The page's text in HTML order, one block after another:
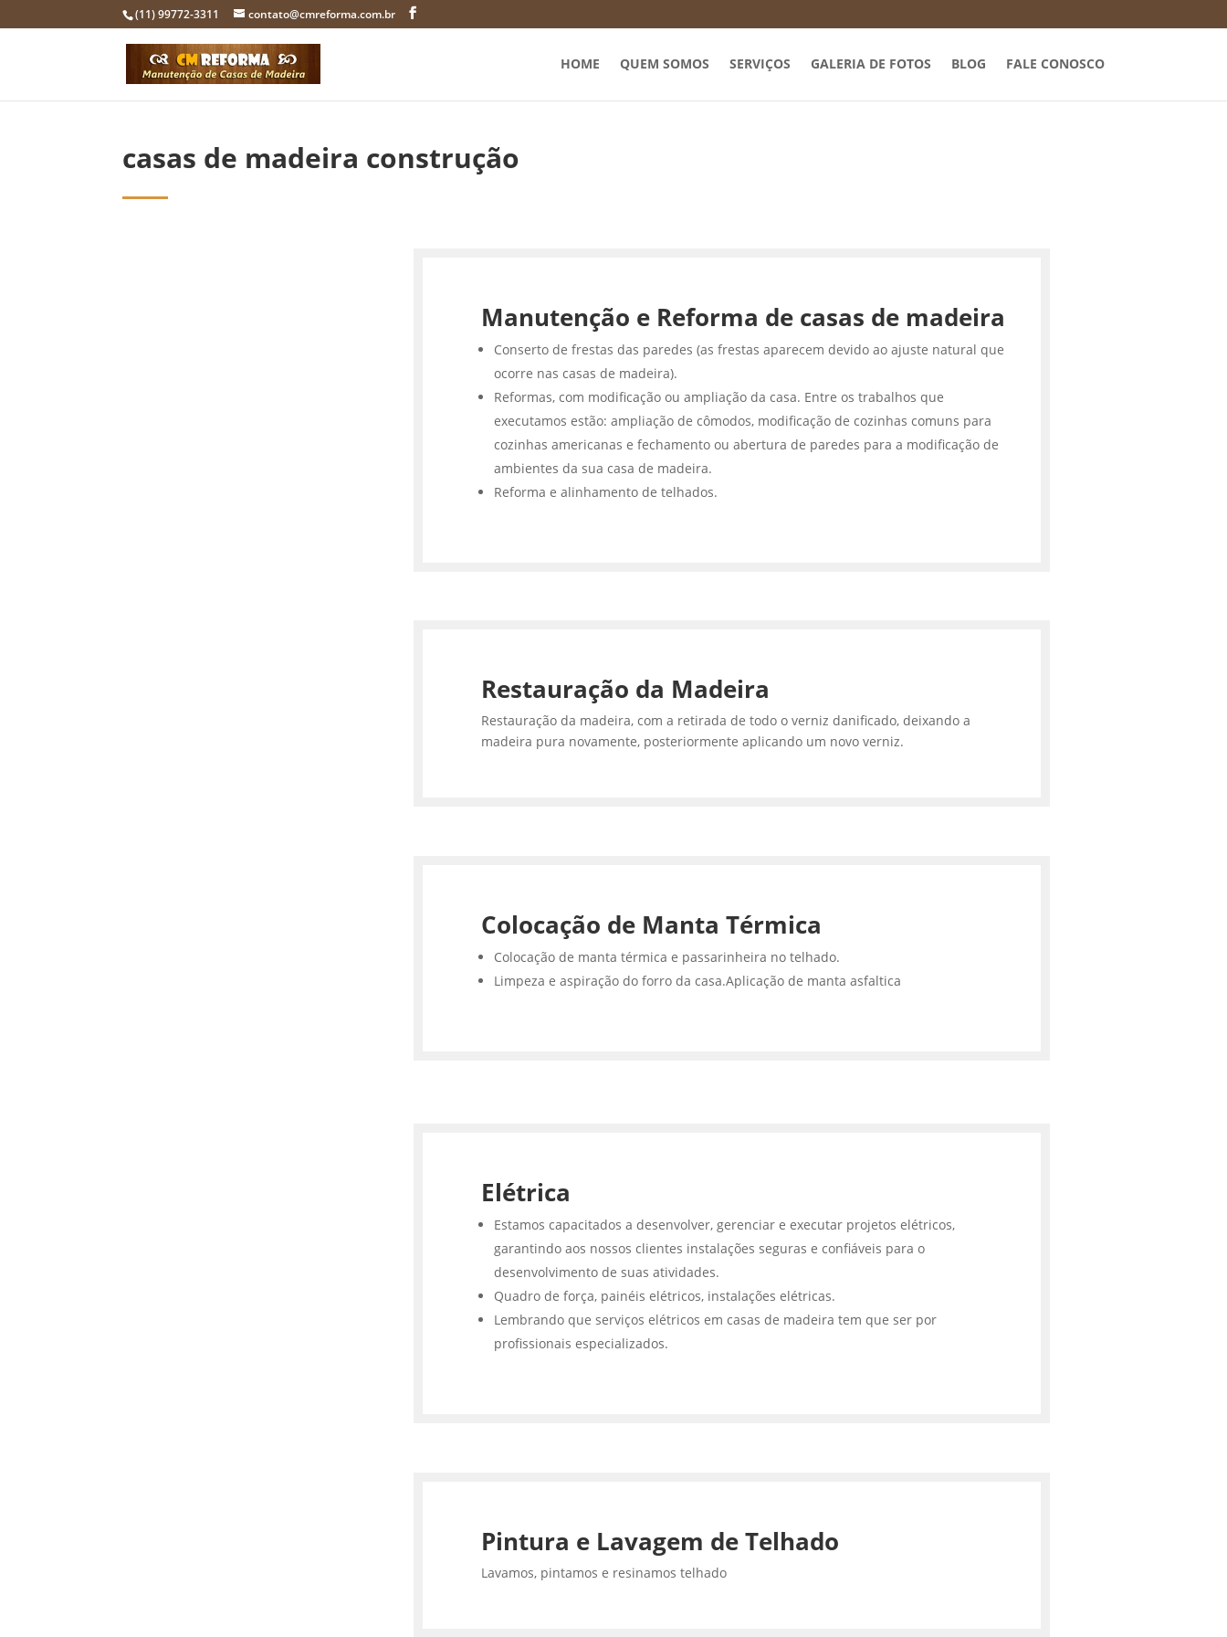
(11) 99772-3311 contato@cmreforma.com.br
HOME QUEM SOMOS SERVIÇOS GALERIA DE FOTOS BLOG FALE CONOSCO
casas de madeira construção
Manutenção e Reforma de casas de madeira
Conserto de frestas das paredes (as frestas aparecem devido ao ajuste natural que
ocorre nas casas de madeira).
Reformas, com modificação ou ampliação da casa. Entre os trabalhos que
executamos estão: ampliação de cômodos, modificação de cozinhas comuns para
cozinhas americanas e fechamento ou abertura de paredes para a modificação de
ambientes da sua casa de madeira.
Reforma e alinhamento de telhados.
Restauração da Madeira
Restauração da madeira, com a retirada de todo o verniz danificado, deixando a
madeira pura novamente, posteriormente aplicando um novo verniz.
Colocação de Manta Térmica
Colocação de manta térmica e passarinheira no telhado.
Limpeza e aspiração do forro da casa.Aplicação de manta asfaltica
Elétrica
Estamos capacitados a desenvolver, gerenciar e executar projetos elétricos,
garantindo aos nossos clientes instalações seguras e confiáveis para o
desenvolvimento de suas atividades.
Quadro de força, painéis elétricos, instalações elétricas.
Lembrando que serviços elétricos em casas de madeira tem que ser por
profissionais especializados.
Pintura e Lavagem de Telhado
Lavamos, pintamos e resinamos telhado